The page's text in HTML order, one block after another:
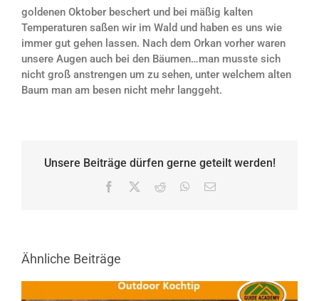
goldenen Oktober beschert und bei mäßig kalten
Temperaturen saßen wir im Wald und haben es uns wie
immer gut gehen lassen. Nach dem Orkan vorher waren
unsere Augen auch bei den Bäumen…man musste sich
nicht groß anstrengen um zu sehen, unter welchem alten
Baum man am besen nicht mehr langgeht.
Unsere Beiträge dürfen gerne geteilt werden!
Facebook Reddit WhatsApp
E-
Ähnliche Beiträge